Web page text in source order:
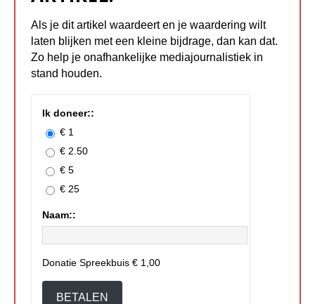
Als je dit artikel waardeert en je waardering wilt
laten blijken met een kleine bijdrage, dan kan dat.
Zo help je onafhankelijke mediajournalistiek in
stand houden.
Ik doneer::
€ 1
€ 2.50
€ 5
€ 25
Naam::
Donatie Spreekbuis € 1,00
BETALEN